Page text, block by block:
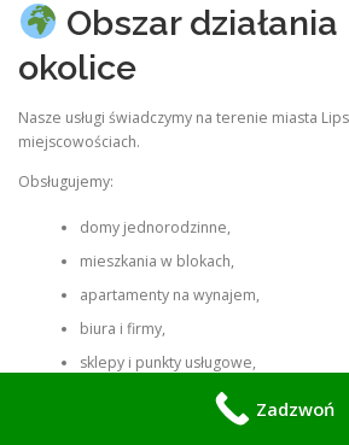
Obszar
okolice
Nasze usługi świadczymy na terenie miasta
miejscowościach.
Obsługujemy:
domy jednorodzinne,
mieszkania w blokach,
apartamenty na wynajem,
biura i firmy,
sklepy i punkty usługowe,
magazyny i hale produkcyjne.
Zadzwoń